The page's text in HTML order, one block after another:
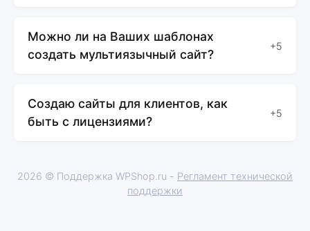
Можно ли на Ваших шаблонах
создать мультиязычный сайт?
+5
Создаю сайты для клиентов, как
быть с лицензиями?
+5
2026 © Поддержка WPShop.ru - Регламент технической
поддержки